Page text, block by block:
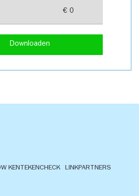
€ 0
Downloaden
KENTEKENCHECK
LINKPARTNERS